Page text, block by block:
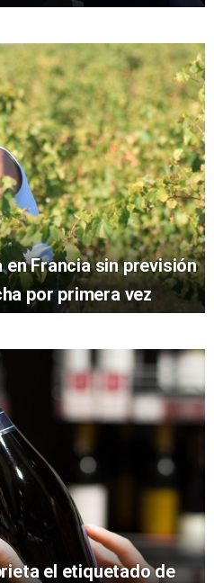
en Francia sin previsión
por primera vez
el etiquetado de